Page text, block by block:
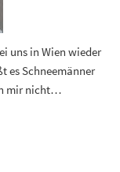
uns in Wien wieder
es Schneemänner
mir nicht…